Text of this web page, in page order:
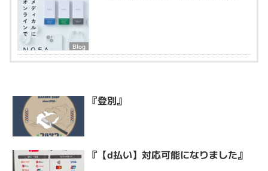
Blog
『登別』
『【d払い】対応可能になりました』